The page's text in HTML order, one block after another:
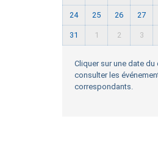
24 25 26 27
31 1 2 3
Cliquer sur une date
consulter les
correspondants.